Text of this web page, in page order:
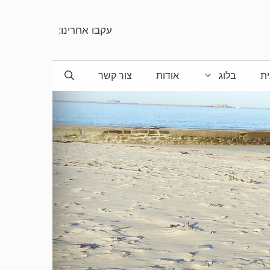
עקבו אחרינו:
בלוג אודות צור קשר